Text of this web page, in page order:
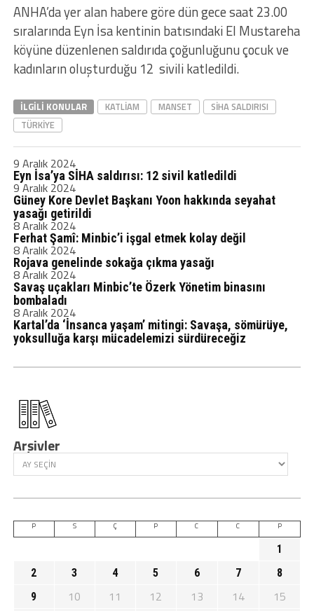
ANHA’da yer alan habere göre dün gece saat 23.00
sıralarında Eyn İsa kentinin batısındaki El Mustareha
köyüne düzenlenen saldırıda çoğunluğunu çocuk ve
kadınların oluşturduğu 12 sivili katledildi.
İLGILI KONULAR KATLIAM MANSET
SIHA SALDIRISI
TÜRKIYE
9 Aralık 2024
Eyn İsa’ya SİHA saldırısı: 12 sivil katledildi
9 Aralık 2024
Güney Kore Devlet Başkanı Yoon hakkında seyahat
yasağı getirildi
8 Aralık 2024
Ferhat Şamî: Minbic’i işgal etmek kolay değil
8 Aralık 2024
Rojava genelinde sokağa çıkma yasağı
8 Aralık 2024
Savaş uçakları Minbic’te Özerk Yönetim binasını
bombaladı
8 Aralık 2024
Kartal’da ‘İnsanca yaşam’ mitingi: Savaşa, sömürüye,
yoksulluğa karşı mücadelemizi sürdüreceğiz
Arşivler
P S Ç P C C P
1
2
3 4 5 6 7
8
9
10 11 12 13 14
15